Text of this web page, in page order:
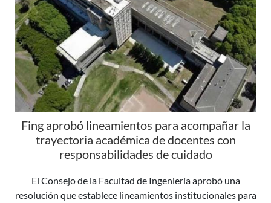
Fing aprobó lineamientos para acompañar la
trayectoria académica de docentes con
responsabilidades de cuidado
El Consejo de la Facultad de Ingeniería aprobó una
resolución que establece lineamientos institucionales para